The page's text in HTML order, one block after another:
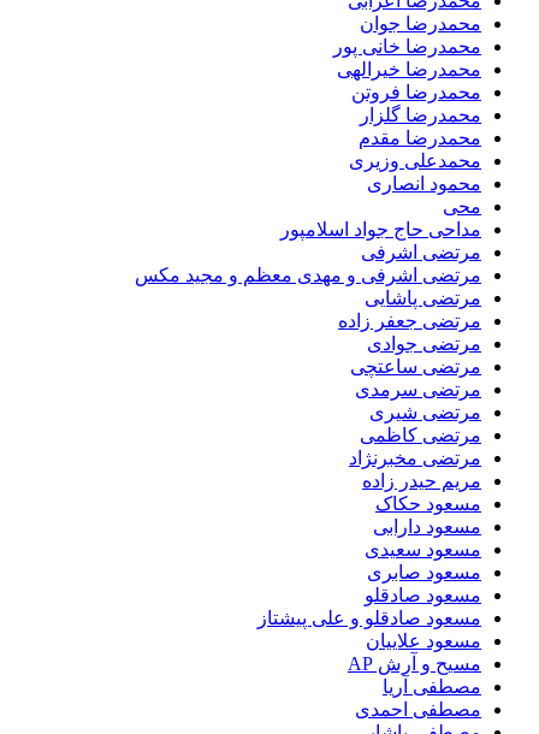
محمدرضا جوان
محمدرضا خانی پور
محمدرضا خیرالهی
محمدرضا فروتن
محمدرضا گلزار
محمدرضا مقدم
محمدعلی وزیری
محمود انصاری
محی
مداحی حاج جواد اسلامپور
مرتضی اشرفی
مرتضی اشرفی و مهدی معظم و مجید مکس
مرتضی پاشایی
مرتضی جعفر زاده
مرتضی جوادی
مرتضی ساعتچی
مرتضی سرمدی
مرتضی شیری
مرتضی کاظمی
مرتضی مخبرنژاد
مریم حیدر زاده
مسعود حکاک
مسعود دارابی
مسعود سعیدی
مسعود صابری
مسعود صادقلو
مسعود صادقلو و علی پیشتاز
مسعود علاییان
مسیح و آرش AP
مصطفی آریا
مصطفی احمدی